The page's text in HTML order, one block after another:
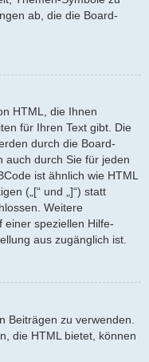
ab, die die Board-
HTML, die Ihnen
für Ihren Text gibt. Die
durch die Board-
auch durch Sie für jeden
ist ähnlich wie HTML
(„[“ und „]“) statt
Weitere
einer speziellen Hilfe-
aus zugänglich ist.
Beiträgen zu verwenden.
die HTML bietet, können